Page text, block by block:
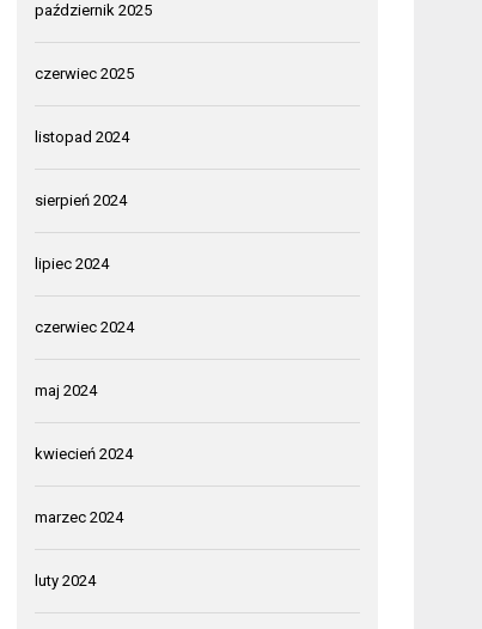
październik 2025
czerwiec 2025
listopad 2024
sierpień 2024
lipiec 2024
czerwiec 2024
maj 2024
kwiecień 2024
marzec 2024
luty 2024